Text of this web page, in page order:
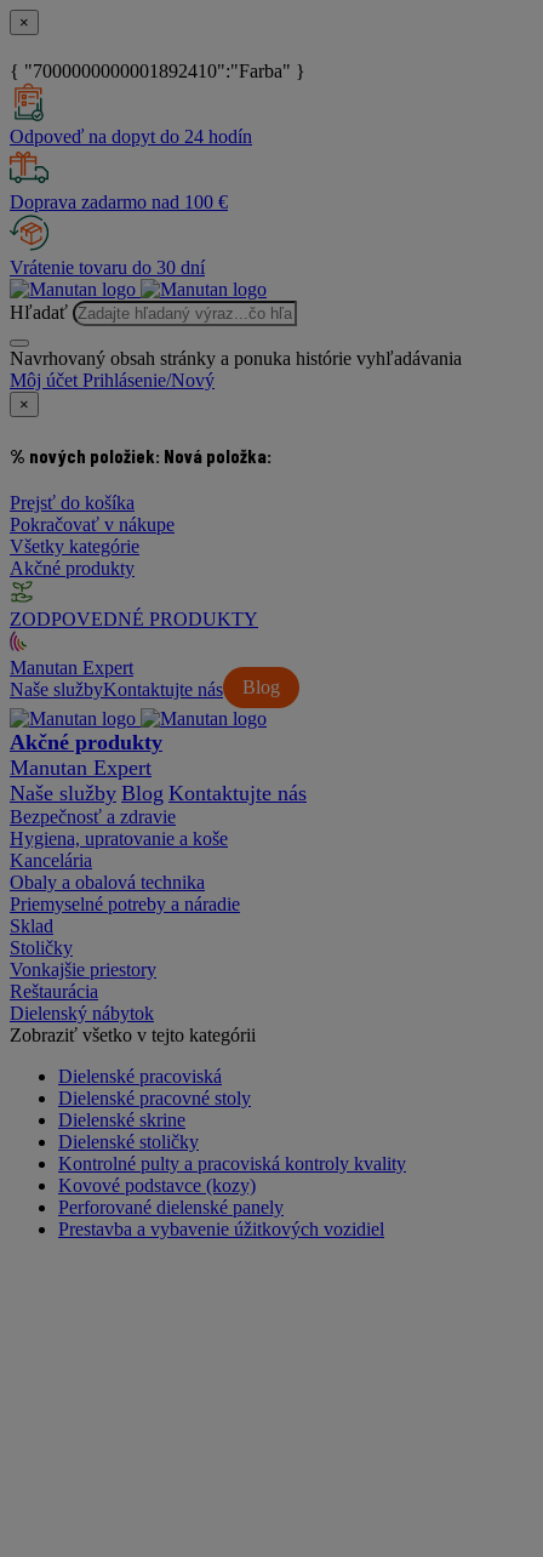
×
{ "7000000000001892410":"Farba" }
Odpoveď na dopyt do 24 hodín
Doprava zadarmo nad 100 €
Vrátenie tovaru do 30 dní
Hľadať
Navrhovaný obsah stránky a ponuka histórie vyhľadávania
Môj účet Prihlásenie/Nový
×
% nových položiek: Nová položka:
Prejsť do košíka
Pokračovať v nákupe
Všetky kategórie
Akčné produkty
ZODPOVEDNÉ PRODUKTY
Manutan Expert
Naše služby
Blog
Kontaktujte nás
Akčné produkty
Manutan Expert
Naše služby Blog Kontaktujte nás
Bezpečnosť a zdravie
Hygiena, upratovanie a koše
Kancelária
Obaly a obalová technika
Priemyselné potreby a náradie
Sklad
Stoličky
Vonkajšie priestory
Reštaurácia
Dielenský nábytok
Zobraziť všetko v tejto kategórii
Dielenské pracoviská
Dielenské pracovné stoly
Dielenské skrine
Dielenské stoličky
Kontrolné pulty a pracoviská kontroly kvality
Kovové podstavce (kozy)
Perforované dielenské panely
Prestavba a vybavenie úžitkových vozidiel